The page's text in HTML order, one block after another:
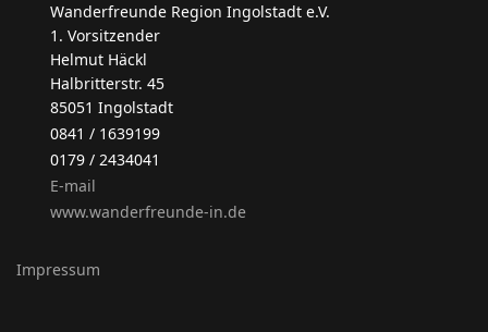
Wanderfreunde Region Ingolstadt e.V.
1. Vorsitzender
Helmut Häckl
Halbritterstr. 45
85051 Ingolstadt
0841 / 1639199
0179 / 2434041
E-mail
www.wanderfreunde-in.de
Impressum